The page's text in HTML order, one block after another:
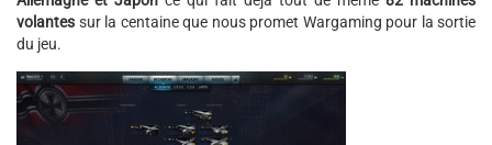
volantes sur la centaine que nous promet Wargaming pour la sortie
du jeu.